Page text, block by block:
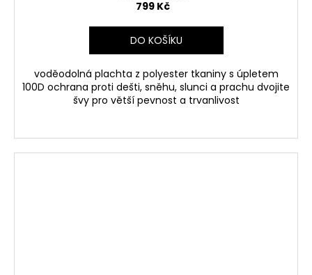
799 Kč
DO KOŠÍKU
voděodolná plachta z polyester tkaniny s úpletem
100D ochrana proti dešti, sněhu, slunci a prachu dvojite
švy pro větší pevnost a trvanlivost